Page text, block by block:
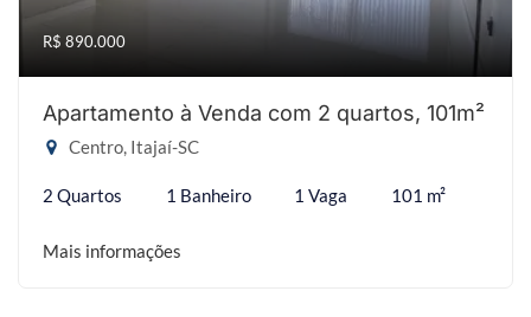
R$ 890.000
Apartamento à Venda com 2 quartos, 101m²
Centro, Itajaí-SC
2 Quartos 1 Banheiro 1 Vaga 101 m²
Mais informações